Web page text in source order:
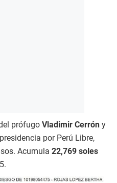
prófugo Vladimir Cerrón y
por Perú Libre,
Acumula 22,769 soles